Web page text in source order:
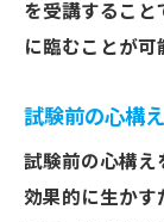
を受講すること
に臨むことが可
試験前の心構え
試験前の心構え
効果的に生かす